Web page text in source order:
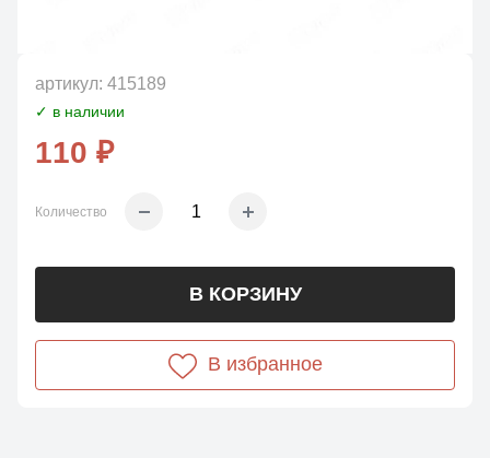
артикул: 415189
✓ в наличии
110 ₽
Количество
В КОРЗИНУ
В избранное